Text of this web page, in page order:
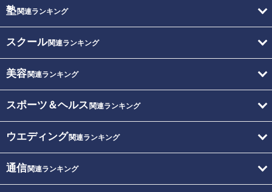
塾関連ランキング
スクール関連ランキング
美容関連ランキング
スポーツ＆ヘルス 関連ランキング
ウエディング関連ランキング
通信関連ランキング